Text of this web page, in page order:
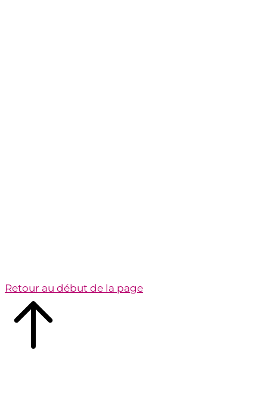
Retour au début de la page